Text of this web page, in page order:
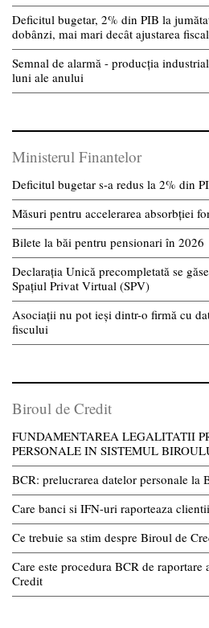
Deficitul bugetar, 2% din PIB la
dobânzi, mai mari decât ajustarea
Semnal de alarmă - producția
luni ale anului
Ministerul Finantelor
Deficitul bugetar s-a redus la 2% din
Măsuri pentru accelerarea absorbției
Bilete la băi pentru pensionari în 2026
Declarația Unică precompletată se
Spațiul Privat Virtual (SPV)
Asociații nu pot ieși dintr-o firmă cu
fiscului
Biroul de Credit
FUNDAMENTAREA LEGALITATII
PERSONALE IN SISTEMUL
BCR: prelucrarea datelor personale la
Care banci si IFN-uri raporteaza
Ce trebuie sa stim despre Biroul de
Care este procedura BCR de
Credit